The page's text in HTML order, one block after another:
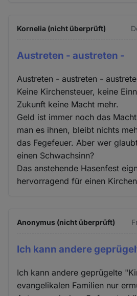
Kornelia (nicht überprüft)
Austreten - austreten -
Austreten - austreten -
Keine Kirchensteuer, keine
Zukunft keine Macht mehr.
Geld ist immer noch das
man es ihnen, bleibt nichts
das Fegefeuer. Aber wer
einen Schwachsinn?
Das anstehende Hasenfest
hervorragend für einen
Anonymus (nicht überprüft)
Ich kann andere
Ich kann andere geprügelte
evangelikalen Familien nur